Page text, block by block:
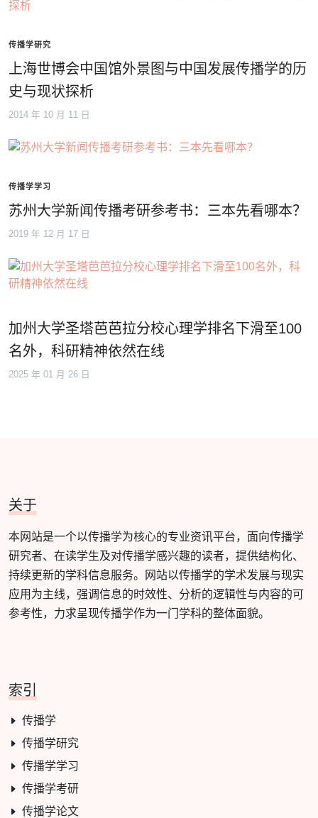
传播学研究
上海世博会中国馆外景图与中国发展传播学的历
史与现状探析
2014 年 10 月 11 日
传播学学习
苏州大学新闻传播考研参考书：三本先看哪本？
2019 年 12 月 17 日
加州大学圣塔芭芭拉分校心理学排名下滑至100
名外，科研精神依然在线
2025 年 01 月 26 日
关于
本网站是一个以传播学为核心的专业资讯平台，面向传播学
研究者、在读学生及对传播学感兴趣的读者，提供结构化、
持续更新的学科信息服务。网站以传播学的学术发展与现实
应用为主线，强调信息的时效性、分析的逻辑性与内容的可
参考性，力求呈现传播学作为一门学科的整体面貌。
索引
传播学
传播学研究
传播学学习
传播学考研
传播学论文